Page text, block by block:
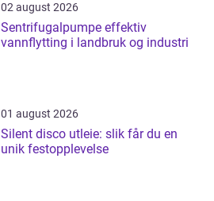
02 august 2026
Sentrifugalpumpe effektiv
vannflytting i landbruk og industri
01 august 2026
Silent disco utleie: slik får du en
unik festopplevelse